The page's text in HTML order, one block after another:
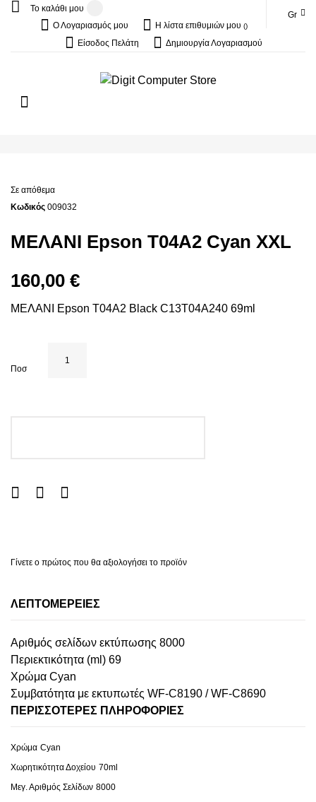
Gr
Το καλάθι μου
Ο Λογαριασμός μου
Η λίστα επιθυμιών μου
Είσοδος Πελάτη
Δημιουργία Λογαριασμού
Σε απόθεμα
Κωδικός 009032
ΜΕΛΑΝΙ Epson T04A2 Cyan XXL
160,00 €
ΜΕΛΑΝΙ Epson T04A2 Black C13T04A240 69ml
Ποσ
Γίνετε ο πρώτος που θα αξιολογήσει το προϊόν
ΛΕΠΤΟΜΈΡΕΙΕΣ
Αριθμός σελίδων εκτύπωσης 8000
Περιεκτικότητα (ml) 69
Χρώμα Cyan
Συμβατότητα με εκτυπωτές WF-C8190 / WF-C8690
ΠΕΡΙΣΣΌΤΕΡΕΣ ΠΛΗΡΟΦΟΡΊΕΣ
Cyan
70ml
8000